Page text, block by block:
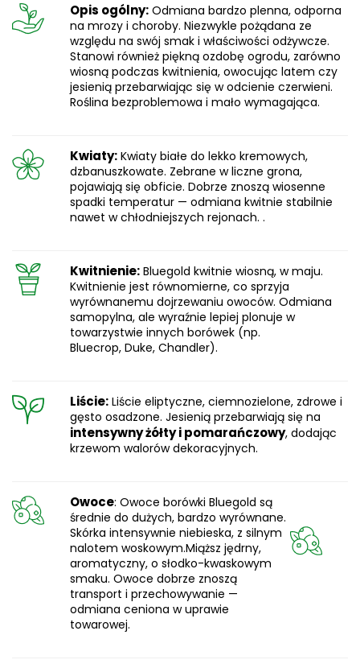
Opis ogólny: Odmiana bardzo plenna, odporna
na mrozy i choroby. Niezwykle pożądana ze
względu na swój smak i właściwości odżywcze.
Stanowi również piękną ozdobę ogrodu, zarówno
wiosną podczas kwitnienia, owocując latem czy
jesienią przebarwiając się w odcienie czerwieni.
Roślina bezproblemowa i mało wymagająca.
Kwiaty: Kwiaty białe do lekko kremowych,
dzbanuszkowate. Zebrane w liczne grona,
pojawiają się obficie. Dobrze znoszą wiosenne
spadki temperatur — odmiana kwitnie stabilnie
nawet w chłodniejszych rejonach. .
Kwitnienie: Bluegold kwitnie wiosną, w maju.
Kwitnienie jest równomierne, co sprzyja
wyrównanemu dojrzewaniu owoców. Odmiana
samopylna, ale wyraźnie lepiej plonuje w
towarzystwie innych borówek (np.
Bluecrop, Duke, Chandler).
Liście: Liście eliptyczne, ciemnozielone, zdrowe i
gęsto osadzone. Jesienią przebarwiają się na
intensywny żółty i pomarańczowy, dodając
krzewom walorów dekoracyjnych.
Owoce: Owoce borówki Bluegold są
średnie do dużych, bardzo wyrównane.
Skórka intensywnie niebieska, z silnym
nalotem woskowym.Miąższ jędrny,
aromatyczny, o słodko-kwaskowym
smaku. Owoce dobrze znoszą
transport i przechowywanie —
odmiana ceniona w uprawie
towarowej.